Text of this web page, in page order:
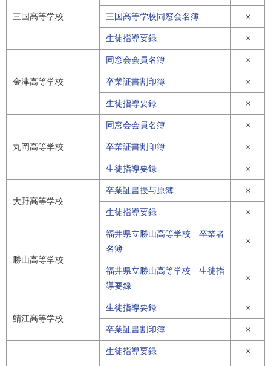
三国高等学校 三国高等学校同窓会名簿 ×
生徒指導要録 ×
金津高等学校
同窓会会員名簿 ×
卒業証書割印簿 ×
生徒指導要録 ×
丸岡高等学校
同窓会会員名簿 ×
卒業証書割印簿 ×
生徒指導要録 ×
大野高等学校
卒業証書授与原簿 ×
生徒指導要録 ×
勝山高等学校
福井県立勝山高等学校 卒業者
名簿
×
福井県立勝山高等学校 生徒指
導要録
×
鯖江高等学校
生徒指導要録 ×
卒業証書割印簿 ×
生徒指導要録 ×